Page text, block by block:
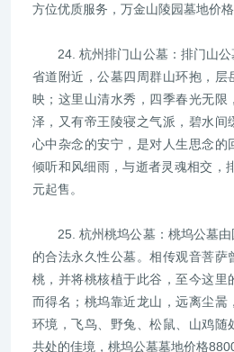
方位优质服务，万金山陵园墓地价格
24. 杭州排门山公墓：排门山
省道附近，公墓四周群山环抱，层
映；这里山清水秀，四季春光无限
泽，又有帝王陵寝之气派，碧水间
心中杂念的安宁，是对人生思念的
倾听和风细雨，与逝者灵魂相交，
元起售。
25. 杭州桃坞公墓：桃坞公墓
的合法永久性公墓。相传观音菩萨
桃，并将桃核植于此谷，至今这里
而得名；桃坞靠近龙山，远离尘暠
环境，飞鸟、野兔、松鼠、山鸡随
共处的佳境，桃坞公墓墓地价格